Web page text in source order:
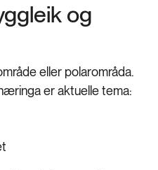
og
eller polarområda.
er aktuelle tema: